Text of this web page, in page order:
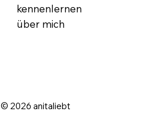
kennenlernen
über mich
© 2026 anitaliebt